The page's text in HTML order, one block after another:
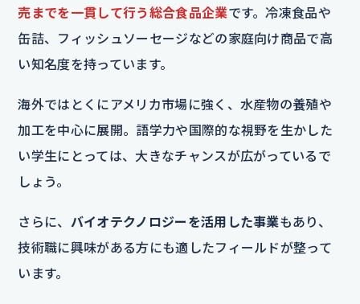
売までを一貫して行う総合食品企業です。冷凍食品や
缶詰、フィッシュソーセージなどの家庭向け商品で高
い知名度を持っています。
海外ではとくにアメリカ市場に強く、水産物の養殖や
加工を中心に展開。語学力や国際的な視野を生かした
い学生にとっては、大きなチャンスが広がっているで
しょう。
さらに、 バイオテクノロジーを活用した事業もあり、
技術職に興味がある方にも適したフィールドが整って
います。